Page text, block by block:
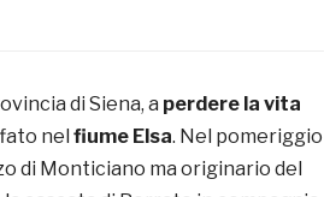
di Siena, a perdere la vita
nel fiume Elsa. Nel pomeriggio
di Monticiano ma originario del